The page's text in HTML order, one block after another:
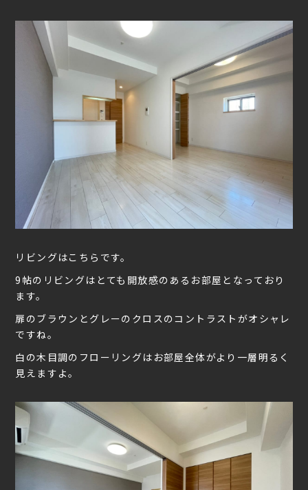
リビングはこちらです。
9帖のリビングはとても開放感のあるお部屋となっており
ます。
扉のブラウンとグレーのクロスのコントラストがオシャレ
ですね。
白の木目調のフローリングはお部屋全体がより一層明るく
見えますよ。